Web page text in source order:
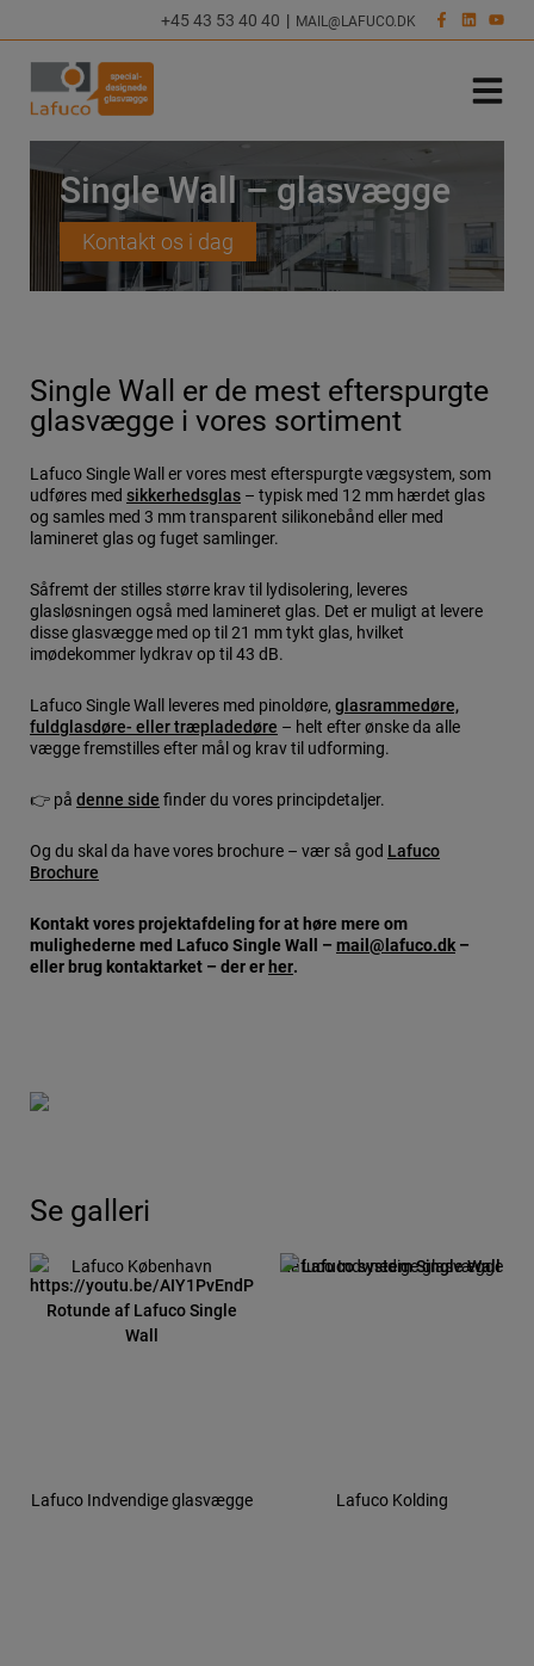
til
indholdet
+45 43 53 40 40 | MAIL@LAFUCO.DK
Single Wall – glasvægge
Kontakt os i dag
Single Wall er de mest efterspurgte
glasvægge i vores sortiment
Lafuco Single Wall er vores mest efterspurgte vægsystem, som
udføres med sikkerhedsglas – typisk med 12 mm hærdet glas
og samles med 3 mm transparent silikonebånd eller med
lamineret glas og fuget samlinger.
Såfremt der stilles større krav til lydisolering, leveres
glasløsningen også med lamineret glas. Det er muligt at levere
disse glasvægge med op til 21 mm tykt glas, hvilket
imødekommer lydkrav op til 43 dB.
Lafuco Single Wall leveres med pinoldøre, glasrammedøre,
fuldglasdøre- eller træpladedøre – helt efter ønske da alle
vægge fremstilles efter mål og krav til udforming.
👉 på denne side finder du vores principdetaljer.
Og du skal da have vores brochure – vær så god Lafuco
Brochure
Kontakt vores projektafdeling for at høre mere om
mulighederne med Lafuco Single Wall – mail@lafuco.dk–
eller brug kontaktarket – der erher.
Se galleri
Lafuco København Lafuco Indvnedige glasvægge
Lafuco Indvendige glasvægge Lafuco Kolding